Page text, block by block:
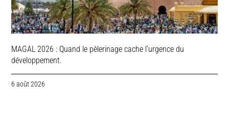
MAGAL 2026 : Quand le pèlerinage cache l’urgence du
développement.
6 août 2026